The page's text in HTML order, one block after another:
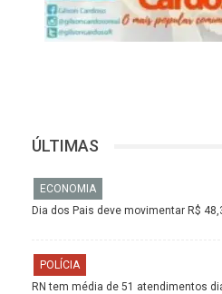
ÚLTIMAS
ECONOMIA
Dia dos Pais deve movimentar R$
POLÍCIA
RN tem média de 51 atendimentos